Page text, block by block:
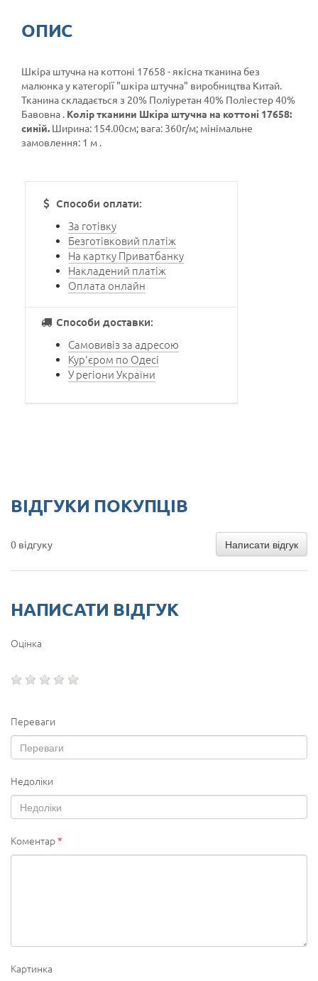
ОПИС
Шкіра штучна на коттоні 17658 - якісна тканина без
малюнка у категорії "шкіра штучна" виробництва Китай.
Тканина складається з 20% Поліуретан 40% Поліестер 40%
Бавовна . Колір тканини Шкіра штучна на коттоні 17658:
синій. Ширина: 154.00см; вага: 360г/м; мінімальне
замовлення: 1 м .
Способи оплати:
За готівку
Безготівковий платіж
На картку Приватбанку
Накладений платіж
Оплата онлайн
Способи доставки:
Самовивіз за адресою
Кур'єром по Одесі
У регіони України
ВІДГУКИ ПОКУПЦІВ
0 відгуку Написати відгук
НАПИСАТИ ВІДГУК
Оцінка
Переваги
Недоліки
Коментар*
Картинка